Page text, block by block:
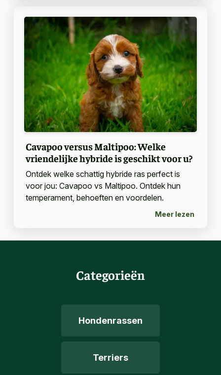
Cavapoo versus Maltipoo: Welke
vriendelijke hybride is geschikt voor u?
Ontdek welke schattig hybride ras perfect is
voor jou: Cavapoo vs Maltipoo. Ontdek hun
temperament, behoeften en voordelen.
Meer lezen
Categorieën
Hondenrassen
Terriers